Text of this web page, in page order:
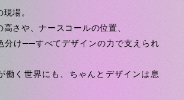
場。
さや、ナースコールの位置、
分け──すべてデザインの力で支えられ
働く世界にも、ちゃんとデザインは息